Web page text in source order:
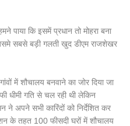
पाया कि इसमें प्रधान तो मोहरा बना
सबसे बड़ी गलती खुद डीएम राजशेखर
में शौचालय बनवाने का जोर दिया जा
धीमी गति से चल रही थी लेकिन
अपने सभी कारिंदों को निर्देशित कर
के तहत 100 फीसदी घरों में शौचालय